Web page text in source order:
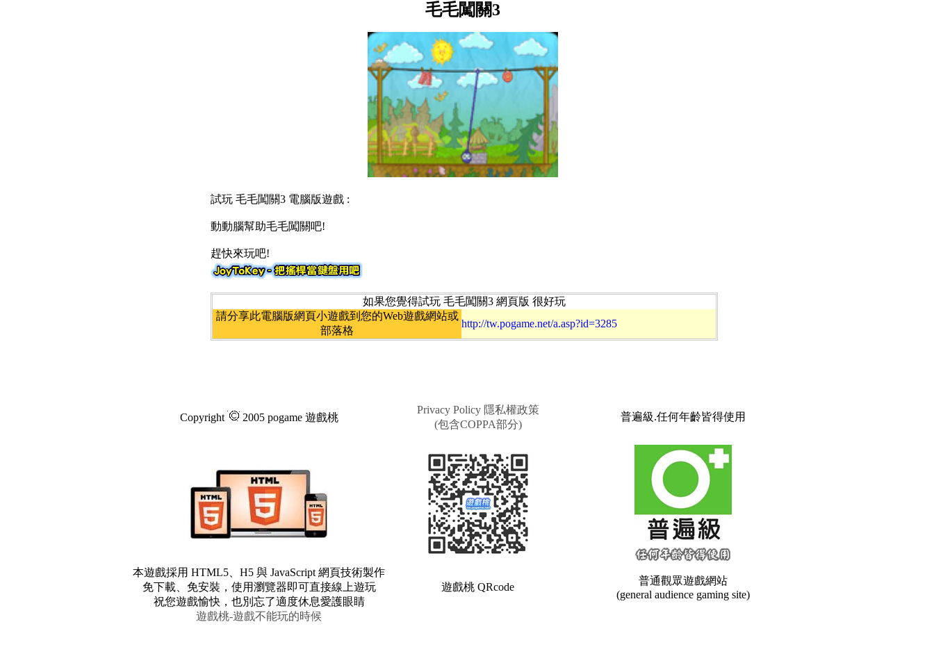
毛毛闖關3
試玩 毛毛闖關3 電腦版遊戲 :
動動腦幫助毛毛闖關吧!
趕快來玩吧!
如果您覺得試玩 毛毛闖關3 網頁版 很好玩
請分享此電腦版網頁小遊戲到您的Web遊戲網站或
部落格
http://tw.pogame.net/a.asp?id=3285
Copyright 2005 pogame 遊戲桃
Privacy Policy 隱私權政策
(包含COPPA部分)
普遍級.任何年齡皆得使用
本遊戲採用 HTML5、H5 與 JavaScript 網頁技術製作
免下載、免安裝，使用瀏覽器即可直接線上遊玩
祝您遊戲愉快，也別忘了適度休息愛護眼睛
遊戲桃 QRcode
普通觀眾遊戲網站
(general audience gaming site)
遊戲桃-遊戲不能玩的時候